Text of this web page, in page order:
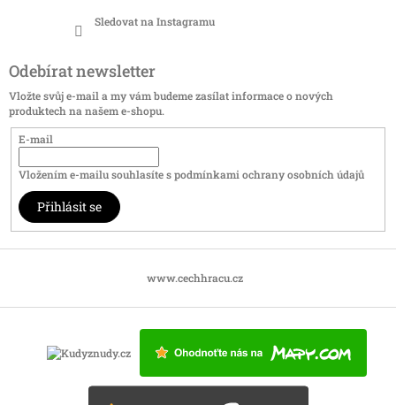
Sledovat na Instagramu
Odebírat newsletter
Vložte svůj e-mail a my vám budeme zasílat informace o nových
produktech na našem e-shopu.
E-mail
Vložením e-mailu souhlasíte spodmínkami ochrany osobních údajů
Přihlásit se
www.cechhracu.cz